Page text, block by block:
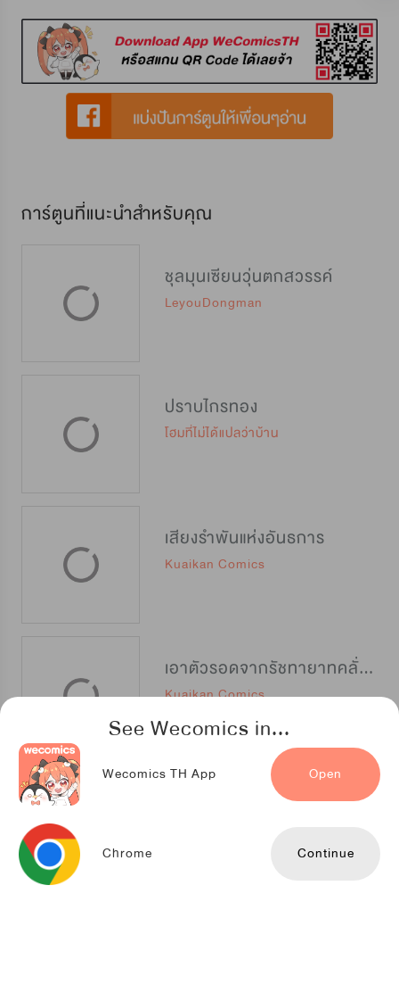
See Wecomics in...
Wecomics TH App Open
Chrome Continue
การ์ตูนที่แนะนำสำหรับคุณ
ชุลมุนเซียนวุ่นตกสวรรค์
LeyouDongman
ปราบไกรทอง
โฮมที่ไม่ได้แปลว่าบ้าน
เสียงรำพันแห่งอันธการ
Kuaikan Comics
เอาตัวรอดจากรัชทายาทคลั่งรัก
Kuaikan Comics
ผูกรักใต้เงาจันทร์